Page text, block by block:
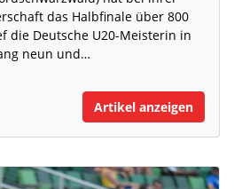
das Halbfinale über 800
die Deutsche U20-Meisterin in
neun und…
Artikel anzeigen